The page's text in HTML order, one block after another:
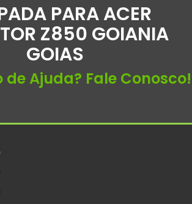
PARA ACER
Z850 GOIANIA
GOIAS
de Ajuda? Fale Conosco!